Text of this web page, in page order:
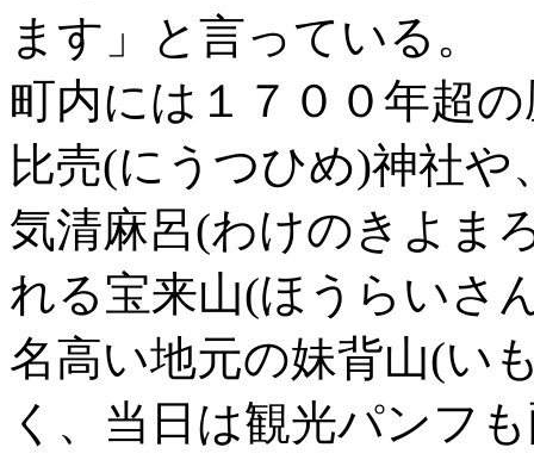
ます」と言っている。
町内には１７００年超
比売(にうつひめ)神社
気清麻呂(わけのきよま
れる宝来山(ほうらいさ
名高い地元の妹背山(い
く、当日は観光パンフ